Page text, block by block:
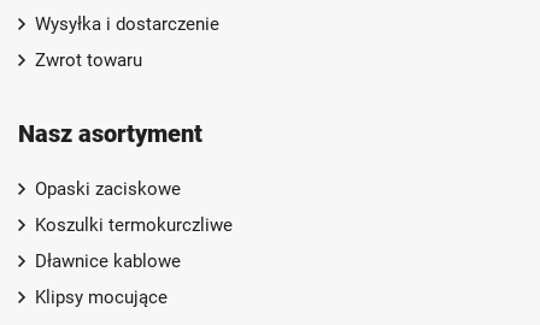
Wysyłka i dostarczenie
Zwrot towaru
Nasz asortyment
Opaski zaciskowe
Koszulki termokurczliwe
Dławnice kablowe
Klipsy mocujące